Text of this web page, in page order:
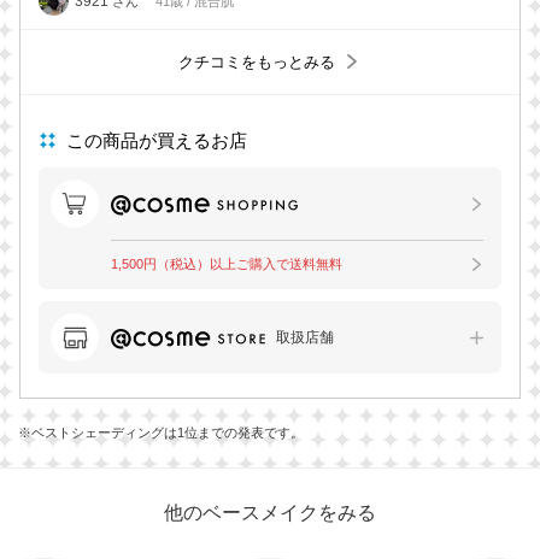
クチコミをもっとみる
この商品が買えるお店
1,500円（税込）以上ご購入で送料無料
取扱店舗
※ベストシェーディングは1位までの発表です。
他のベースメイクをみる